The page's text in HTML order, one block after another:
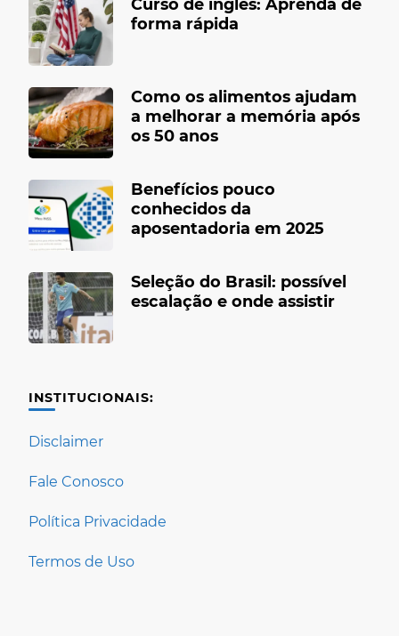
Curso de inglês: Aprenda de
forma rápida
Como os alimentos ajudam
a melhorar a memória após
os 50 anos
Benefícios pouco
conhecidos da
aposentadoria em 2025
Seleção do Brasil: possível
escalação e onde assistir
INSTITUCIONAIS:
Disclaimer
Fale Conosco
Política Privacidade
Termos de Uso